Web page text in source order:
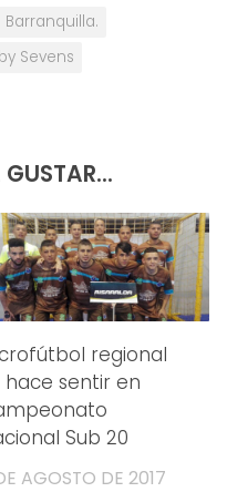
Barranquilla.
Sevens
regional
hace sentir en
Sub 20
AGOSTO DE 2017